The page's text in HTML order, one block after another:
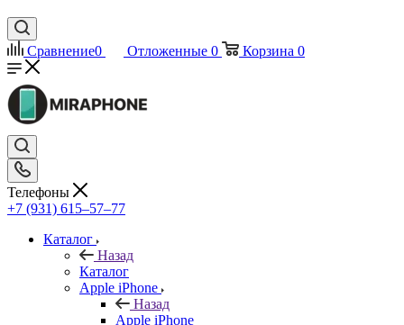
Сравнение0 Отложенные 0 Корзина 0
Телефоны
+7 (931) 615‒57‒77
Каталог
Назад
Каталог
Apple iPhone
Назад
Apple iPhone